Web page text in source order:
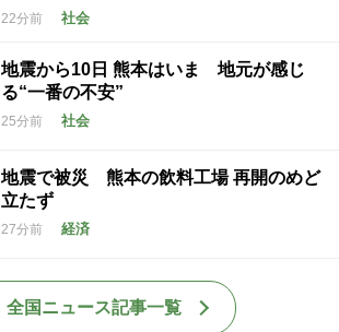
22分前 社会
地震から10日 熊本はいま 地元が感じ
る“一番の不安”
25分前 社会
地震で被災 熊本の飲料工場 再開のめど
立たず
27分前 経済
全国ニュース記事一覧